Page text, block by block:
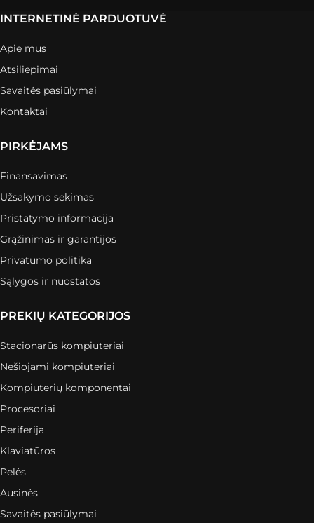
INTERNETINĖ PARDUOTUVĖ
Apie mus
Atsiliepimai
Savaitės pasiūlymai
Kontaktai
PIRKĖJAMS
Finansavimas
Užsakymo sekimas
Pristatymo informacija
Grąžinimas ir garantijos
Privatumo politika
Sąlygos ir nuostatos
PREKIŲ KATEGORIJOS
Stacionarūs kompiuteriai
Nešiojami kompiuteriai
Kompiuterių komponentai
Procesoriai
Periferija
Klaviatūros
Pelės
Ausinės
Savaitės pasiūlymai